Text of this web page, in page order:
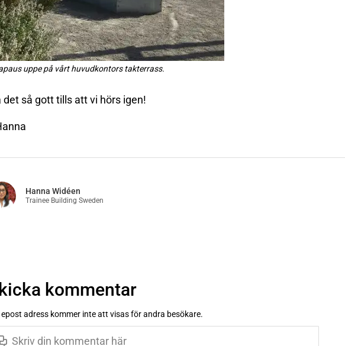
uppe på vårt huvudkontors takterrass.
det så gott tills att vi hörs igen!
Hanna Widéen
Trainee Building Sweden
kommentar
epost adress kommer inte att visas för andra besökare.